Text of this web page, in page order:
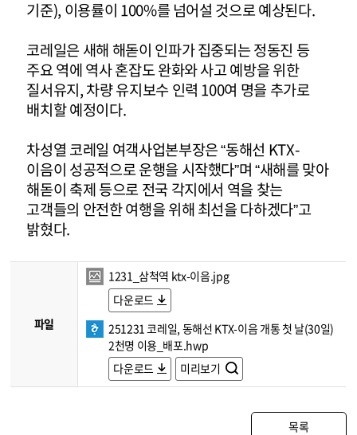
기준), 이용률이 100%를 넘어설 것으로 예상된다.
코레일은 새해 해돋이 인파가 집중되는 정동진 등
주요 역에 역사 혼잡도 완화와 사고 예방을 위한
질서유지, 차량 유지보수 인력 100여 명을 추가로
배치할 예정이다.
차성열 코레일 여객사업본부장은 “동해선 KTX-
이음이 성공적으로 운행을 시작했다”며 “새해를 맞아
해돋이 축제 등으로 전국 각지에서 역을 찾는
고객들의 안전한 여행을 위해 최선을 다하겠다”고
밝혔다.
파일
1231_삼척역 ktx-이음.jpg
다운로드
251231 코레일, 동해선 KTX-이음 개통 첫 날(30일)
2천명 이용_배포.hwp
다운로드
미리보기
목록